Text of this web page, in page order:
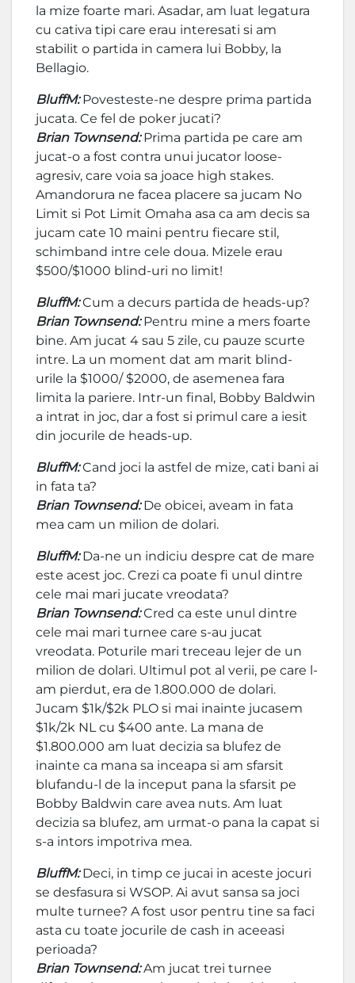
la mize foarte mari. Asadar, am luat legatura
cu cativa tipi care erau interesati si am
stabilit o partida in camera lui Bobby, la
Bellagio.
BluffM:Povesteste-ne despre prima partida
jucata. Ce fel de poker jucati?
Brian Townsend:Prima partida pe care am
jucat-o a fost contra unui jucator loose-
agresiv, care voia sa joace high stakes.
Amandorura ne facea placere sa jucam No
Limit si Pot Limit Omaha asa ca am decis sa
jucam cate 10 maini pentru fiecare stil,
schimband intre cele doua. Mizele erau
$500/$1000 blind-uri no limit!
BluffM:Cum a decurs partida de heads-up?
Brian Townsend:Pentru mine a mers foarte
bine. Am jucat 4 sau 5 zile, cu pauze scurte
intre. La un moment dat am marit blind-
urile la $1000/ $2000, de asemenea fara
limita la pariere. Intr-un final, Bobby Baldwin
a intrat in joc, dar a fost si primul care a iesit
din jocurile de heads-up.
BluffM:Cand joci la astfel de mize, cati bani ai
in fata ta?
Brian Townsend:De obicei, aveam in fata
mea cam un milion de dolari.
BluffM:Da-ne un indiciu despre cat de mare
este acest joc. Crezi ca poate fi unul dintre
cele mai mari jucate vreodata?
Brian Townsend:Cred ca este unul dintre
cele mai mari turnee care s-au jucat
vreodata. Poturile mari treceau lejer de un
milion de dolari. Ultimul pot al verii, pe care l-
am pierdut, era de 1.800.000 de dolari.
Jucam $1k/$2k PLO si mai inainte jucasem
$1k/2k NL cu $400 ante. La mana de
$1.800.000 am luat decizia sa blufez de
inainte ca mana sa inceapa si am sfarsit
blufandu-l de la inceput pana la sfarsit pe
Bobby Baldwin care avea nuts. Am luat
decizia sa blufez, am urmat-o pana la capat si
s-a intors impotriva mea.
BluffM:Deci, in timp ce jucai in aceste jocuri
se desfasura si WSOP. Ai avut sansa sa joci
multe turnee? A fost usor pentru tine sa faci
asta cu toate jocurile de cash in aceeasi
perioada?
Brian Townsend:Am jucat trei turnee